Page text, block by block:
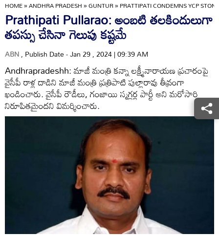
HOME»ANDHRA PRADESH»GUNTUR»PRATTIPATI CONDEMNS YCP
Prathipati Pullarao: అంబటి తలకిందులుగా
తపస్సు చేసినా గెలుపు కష్టమే
ABN, Publish Date - Jan 29 , 2024 | 09:39 AM
Andhrapradeshh: మాజీ మంత్రి కన్నా లక్ష్మీనారాయణ ప్రచారంపై
వైసీపీ రాళ్ల దాడిని మాజీ మంత్రి ప్రత్రిపాటి పుల్లారావు తీవ్రంగా
ఖండించారు. వైసీపీ రౌడీలు, గంజాయి స్మగ్లర్ల పార్టీ అని మరోసారి
నిరూపితమైందని విమర్శించారు.